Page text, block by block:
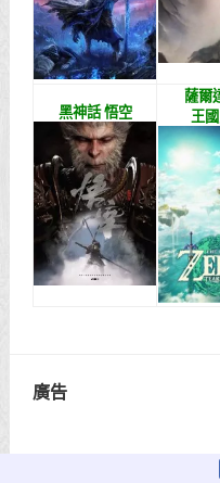
黑神話 悟空
薩爾
王
廣告